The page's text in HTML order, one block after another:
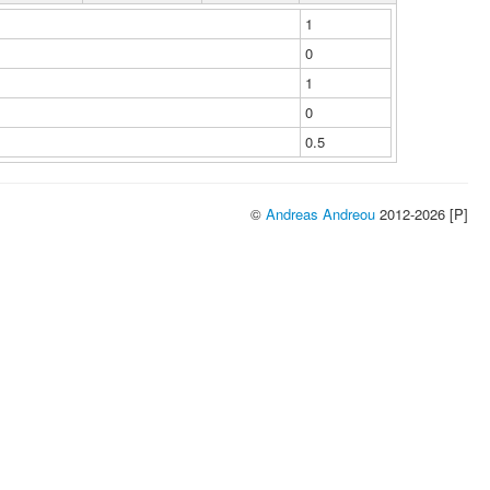
1
0
1
0
0.5
© Andreas Andreou 2012-2026 [P]